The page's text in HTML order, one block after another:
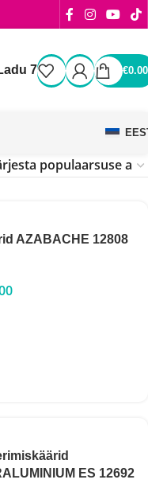
7 €0.00
AZABACHE 12808
ES 12692